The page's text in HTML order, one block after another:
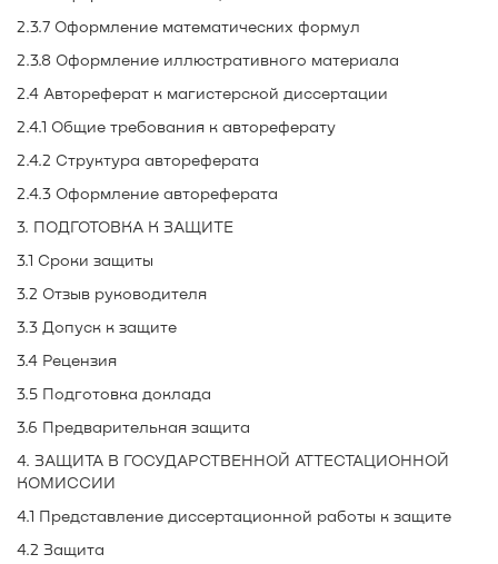
2.3.7 Оформление математических формул
2.3.8 Оформление иллюстративного материала
2.4 Автореферат к магистерской диссертации
2.4.1 Общие требования к автореферату
2.4.2 Структура автореферата
2.4.3 Оформление автореферата
3. ПОДГОТОВКА К ЗАЩИТЕ
3.1 Сроки защиты
3.2 Отзыв руководителя
3.3 Допуск к защите
3.4 Рецензия
3.5 Подготовка доклада
3.6 Предварительная защита
4. ЗАЩИТА В ГОСУДАРСТВЕННОЙ АТТЕСТАЦИОННОЙ
КОМИССИИ
4.1 Представление диссертационной работы к защите
4.2 Защита